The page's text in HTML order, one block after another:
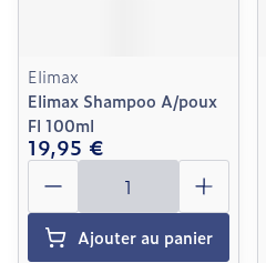
Elimax
Elimax Shampoo A/poux
Fl 100ml
19,95 €
Quantité
Ajouter au panier